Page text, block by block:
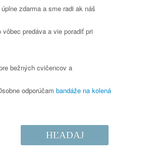
zdarma a sme radi ak náš
predáva a vie poradiť pri
bežných cvičencov a
odporúčam bandáže na kolená
HĽADAJ